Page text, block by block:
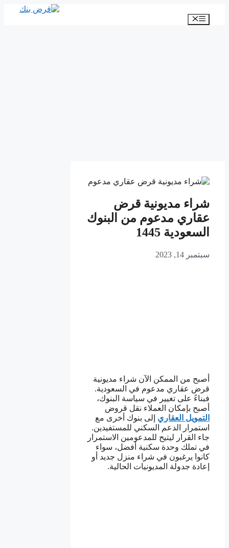
المحتوى
القائمة
شراء مديونية قرض
عقاري مدعوم من البنوك
السعودية 1445
سبتمبر 14, 2023
أصبح من الممكن الآن شراء مديونية
قرض عقاري مدعوم في السعودية.
فبناءً على تغيير في سياسة البنوك،
أصبح بإمكان العملاء نقل قروض
التمويل العقاري إلى بنوك أخرى مع
استمرار الدعم السكني للمستفيدين.
جاء القرار ليتيح للمدعومين الاستمرار
في تملك وحدة سكنية أفضل، سواء
كانوا يرغبون في شراء منزل جديد أو
إعادة جدولة المديونيات الحالية.